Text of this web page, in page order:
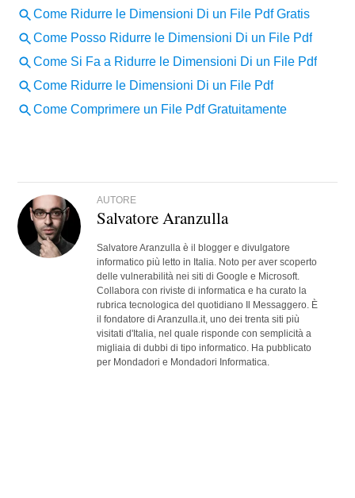
AUTORE
Salvatore Aranzulla
Salvatore Aranzulla è il blogger e divulgatore
informatico più letto in Italia. Noto per aver scoperto
delle vulnerabilità nei siti di Google e Microsoft.
Collabora con riviste di informatica e ha curato la
rubrica tecnologica del quotidiano Il Messaggero. È
il fondatore di Aranzulla.it, uno dei trenta siti più
visitati d'Italia, nel quale risponde con semplicità a
migliaia di dubbi di tipo informatico. Ha pubblicato
per Mondadori e Mondadori Informatica.